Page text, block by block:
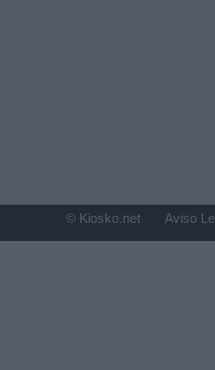
© Kiosko.net Aviso